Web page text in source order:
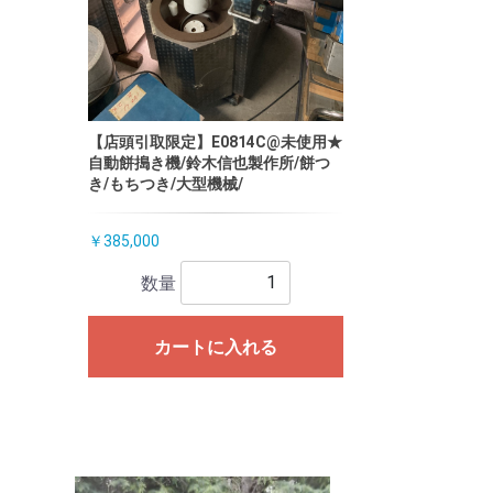
【店頭引取限定】E0814C@未使用★
自動餅搗き機/鈴木信也製作所/餅つ
き/もちつき/大型機械/
￥385,000
数量
カートに入れる